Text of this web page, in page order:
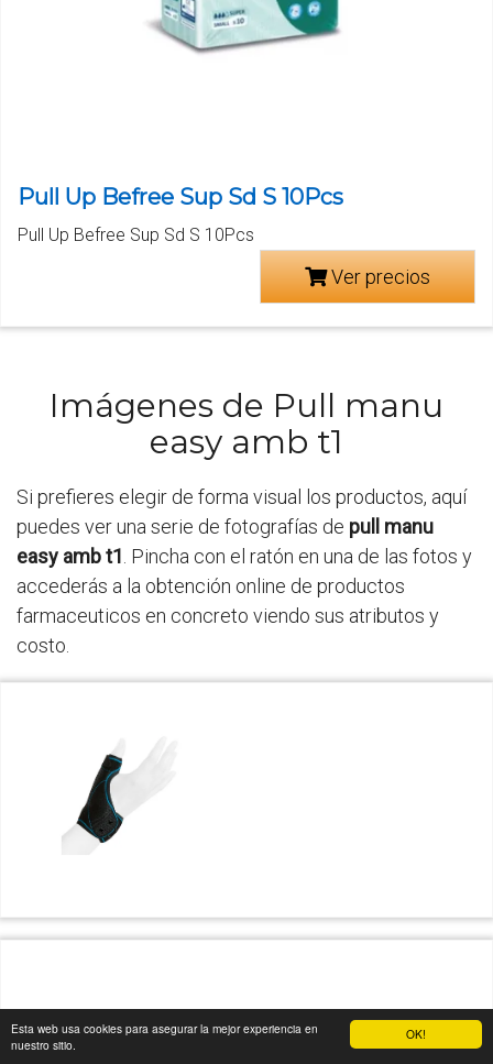
OK!
Esta web usa cookies para asegurar la mejor experiencia en
nuestro sitio.
Pull Up Befree Sup Sd S 10Pcs
Pull Up Befree Sup Sd S 10Pcs
Ver precios
Imágenes de Pull manu
easy amb t1
Si prefieres elegir de forma visual los productos, aquí
puedes ver una serie de fotografías de pull manu
easy amb t1 . Pincha con el ratón en una de las fotos y
accederás a la obtención online de productos
farmaceuticos en concreto viendo sus atributos y
costo.